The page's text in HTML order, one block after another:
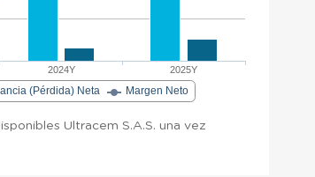
2024Y 2025Y
(Pérdida) Neta Margen Neto
Ultracem S.A.S. una vez